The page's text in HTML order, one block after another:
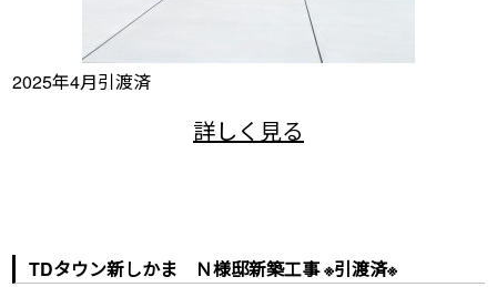
2025年4月引渡済
TDタウン新しかま Ｎ様邸新築工事 ※引渡済※